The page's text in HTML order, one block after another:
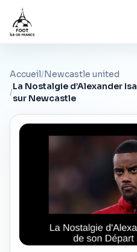
Accueil/Newcastle united
/
La Nostalgie d’Alexander
sur Newcastle